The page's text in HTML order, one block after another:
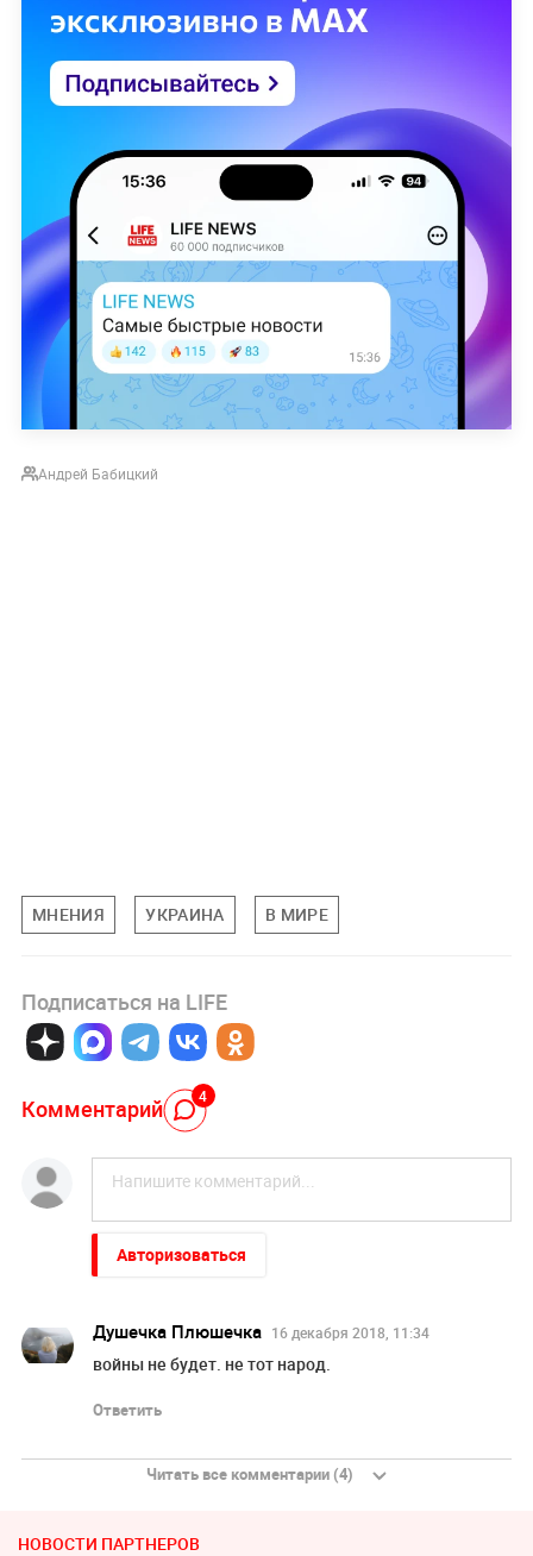
Андрей Бабицкий
МНЕНИЯ УКРАИНА В МИРЕ
Подписаться на LIFE
Комментарий 4
Авторизоваться
Душечка Плюшечка 16 декабря 2018, 11:34
войны не будет. не тот народ.
Ответить
Читать все комментарии (4)
НОВОСТИ ПАРТНЕРОВ